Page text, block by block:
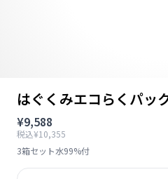
はぐくみエコらくパッ
¥9,588
税込¥10,355
3箱セット水99%付